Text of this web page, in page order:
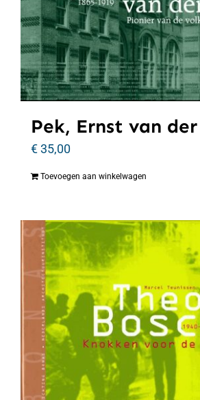
Pek, Ernst van der
€35,00
Toevoegen aan winkelwagen